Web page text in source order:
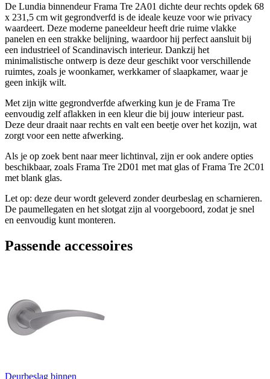
De Lundia binnendeur Frama Tre 2A01 dichte deur rechts opdek 68
x 231,5 cm wit gegrondverfd is de ideale keuze voor wie privacy
waardeert. Deze moderne paneeldeur heeft drie ruime vlakke
panelen en een strakke belijning, waardoor hij perfect aansluit bij
een industrieel of Scandinavisch interieur. Dankzij het
minimalistische ontwerp is deze deur geschikt voor verschillende
ruimtes, zoals je woonkamer, werkkamer of slaapkamer, waar je
geen inkijk wilt.
Met zijn witte gegrondverfde afwerking kun je de Frama Tre
eenvoudig zelf aflakken in een kleur die bij jouw interieur past.
Deze deur draait naar rechts en valt een beetje over het kozijn, wat
zorgt voor een nette afwerking.
Als je op zoek bent naar meer lichtinval, zijn er ook andere opties
beschikbaar, zoals Frama Tre 2D01 met mat glas of Frama Tre 2C01
met blank glas.
Let op: deze deur wordt geleverd zonder deurbeslag en scharnieren.
De paumellegaten en het slotgat zijn al voorgeboord, zodat je snel
en eenvoudig kunt monteren.
Passende accessoires
Deurbeslag binnen